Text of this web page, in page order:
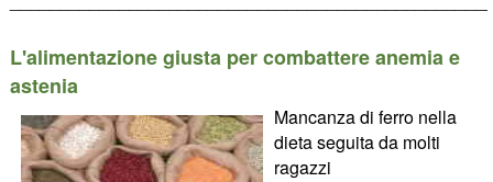
L'alimentazione giusta per combattere anemia e
astenia
Mancanza di ferro nella
dieta seguita da molti
ragazzi